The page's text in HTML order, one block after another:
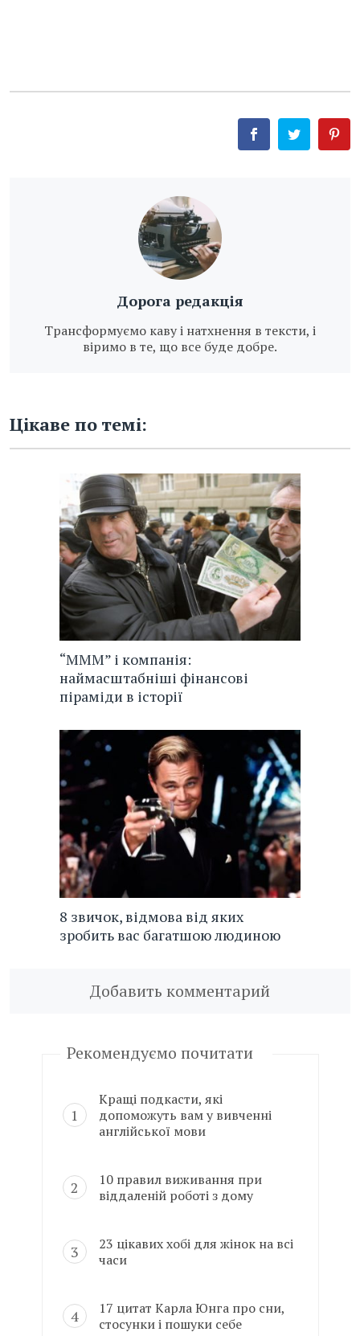
Дорога редакція
Трансформуємо каву і натхнення в тексти, і
віримо в те, що все буде добре.
Цікаве по темі:
“МММ” і компанія:
наймасштабніші фінансові
піраміди в історії
8 звичок, відмова від яких
зробить вас багатшою людиною
Добавить комментарий
Рекомендуємо почитати
Кращі подкасти, які
допоможуть вам у вивченні
англійської мови
10 правил виживання при
віддаленій роботі з дому
23 цікавих хобі для жінок на всі
часи
17 цитат Карла Юнга про сни,
стосунки і пошуки себе